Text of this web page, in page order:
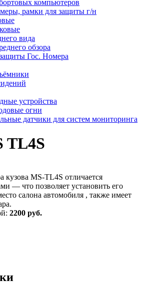
компьютеров
рамки для защиты г/н
вида
обзора
Гос. Номера
устройства
огни
датчики для систем мониторинга
TL4S
кузова MS-TL4S отличается
— что позволяет установить его
салона автомобиля , также имеет
2200 руб.